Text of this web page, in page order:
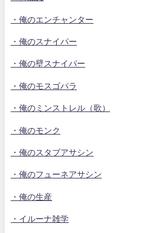
・俺のエンチャンター
・俺のスナイパー
・俺の壁スナイパー
・俺のモスゴパラ
・俺のミンストレル（歌）
・俺のモンク
・俺のスタブアサシン
・俺のフューネアサシン
・俺の生産
・イルーナ雑学